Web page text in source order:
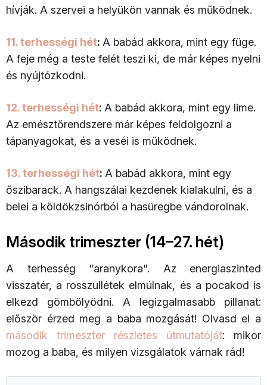
hívják. A szervei a helyükön vannak és működnek.
11. terhességi hét: A babád akkora, mint egy füge.
A feje még a teste felét teszi ki, de már képes nyelni
és nyújtózkodni.
12. terhességi hét: A babád akkora, mint egy lime.
Az emésztőrendszere már képes feldolgozni a
tápanyagokat, és a veséi is működnek.
13. terhességi hét: A babád akkora, mint egy
őszibarack. A hangszálai kezdenek kialakulni, és a
belei a köldökzsinórból a hasüregbe vándorolnak.
Második trimeszter (14–27. hét)
A terhesség "aranykora". Az energiaszinted
visszatér, a rosszullétek elmúlnak, és a pocakod is
elkezd gömbölyödni. A legizgalmasabb pillanat:
először érzed meg a baba mozgását! Olvasd el a
második trimeszter részletes útmutatóját: mikor
mozog a baba, és milyen vizsgálatok várnak rád!